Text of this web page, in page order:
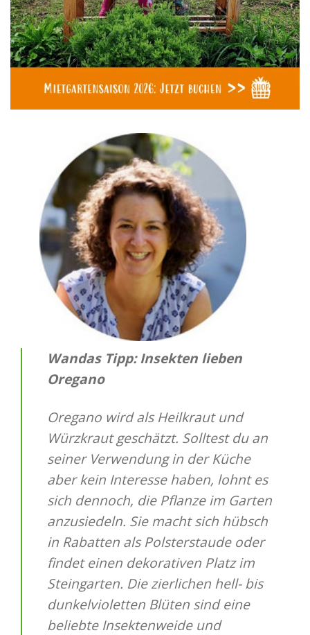
Wandas Tipp: Insekten lieben
Oregano
Oregano wird als Heilkraut und
Würzkraut geschätzt. Solltest du an
seiner Verwendung in der Küche
aber kein Interesse haben, lohnt es
sich dennoch, die Pflanze im Garten
anzusiedeln. Sie macht sich hübsch
in Rabatten als Polsterstaude oder
findet einen dekorativen Platz im
Steingarten. Die zierlichen hell- bis
dunkelvioletten Blüten sind eine
beliebte Insektenweide und